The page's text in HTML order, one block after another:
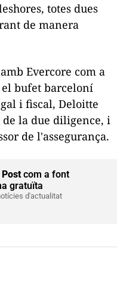
totes dues
de manera
Evercore com a
el bufet barceloní
i fiscal, Deloitte
la due diligence, i
de l'assegurança.
com a font
gratuïta
d'actualitat